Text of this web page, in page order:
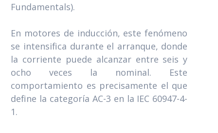
Fundamentals).
En motores de inducción, este fenómeno
se intensifica durante el arranque, donde
la corriente puede alcanzar entre seis y
ocho veces la nominal. Este
comportamiento es precisamente el que
define la categoría AC-3 en la IEC 60947-4-
1.